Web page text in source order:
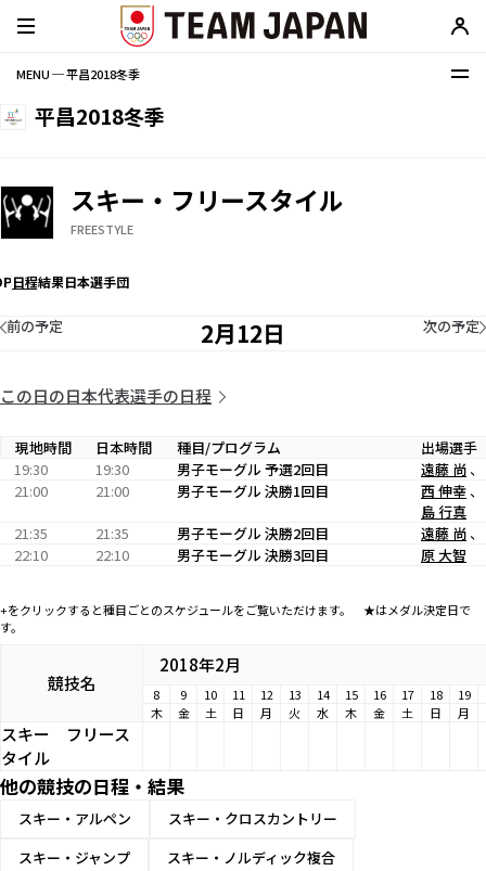
MENU ─ 平昌2018冬季
平昌2018冬季
スキー・フリースタイル
FREESTYLE
日程結果日本選手団
2月12日
前の予定 次の予定
この日の日本代表選手の日程
現地時間 日本時間 種目/プログラム
出場選手
19:30
19:30 男子モーグル 予選2回目 遠藤 尚 、
21:00
21:00 男子モーグル 決勝1回目 西 伸幸 、
島 行真
21:35
21:35 男子モーグル 決勝2回目 遠藤 尚 、
22:10
22:10 男子モーグル 決勝3回目 原 大智
+をクリックすると種目ごとのスケジュールをご覧いただけます。 ★はメダル決定日で
す。
競技名
2018年2月
8 9 10 11 12 13 14 15 16 17 18 19
木
金 土 日 月 火 水 木 金 土 日 月
スキー フリース
タイル
他の競技の日程・結果
スキー・アルペン
スキー・クロスカントリー
スキー・ジャンプ
スキー・ノルディック複合